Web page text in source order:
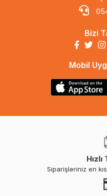
Bizi
Mobil
Siparişleriniz en